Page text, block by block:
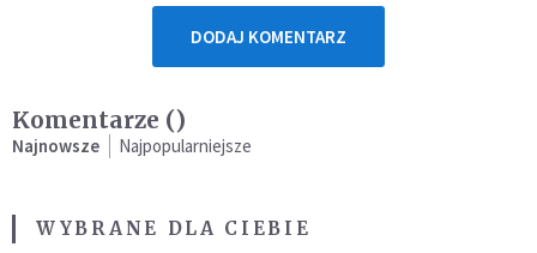
DODAJ KOMENTARZ
Komentarze ()
Najnowsze Najpopularniejsze
WYBRANE DLA CIEBIE